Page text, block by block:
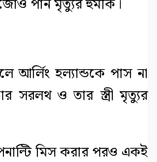
আর্লিং হল্যান্ডকে পাস না
সরলথ ও তার স্ত্রী মৃত্যুর
মিস করার পরও একই